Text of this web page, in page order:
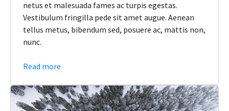
netus et malesuada fames ac turpis egestas.
Vestibulum fringilla pede sit amet augue. Aenean
tellus metus, bibendum sed, posuere ac, mattis non,
nunc.
Read more